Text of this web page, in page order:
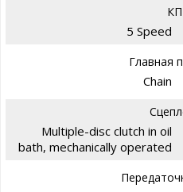
5 Speed
Главная
Chain
Multiple-disc clutch in oil
bath, mechanically operated